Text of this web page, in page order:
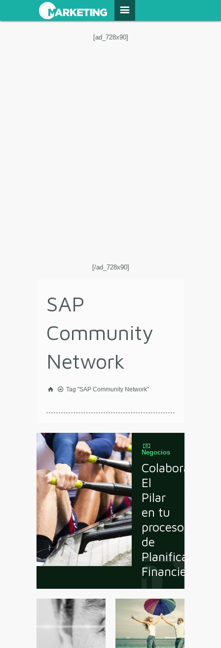
[ad_728x90]
[/ad_728x90]
SAP
Community
Network
Tag "SAP Community Network"
Negocios
Colaboración:
El
Pilar
en tu
proceso
de
Planificación
Financiera